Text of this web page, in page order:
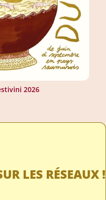
2026
LES RÉSEAUX !